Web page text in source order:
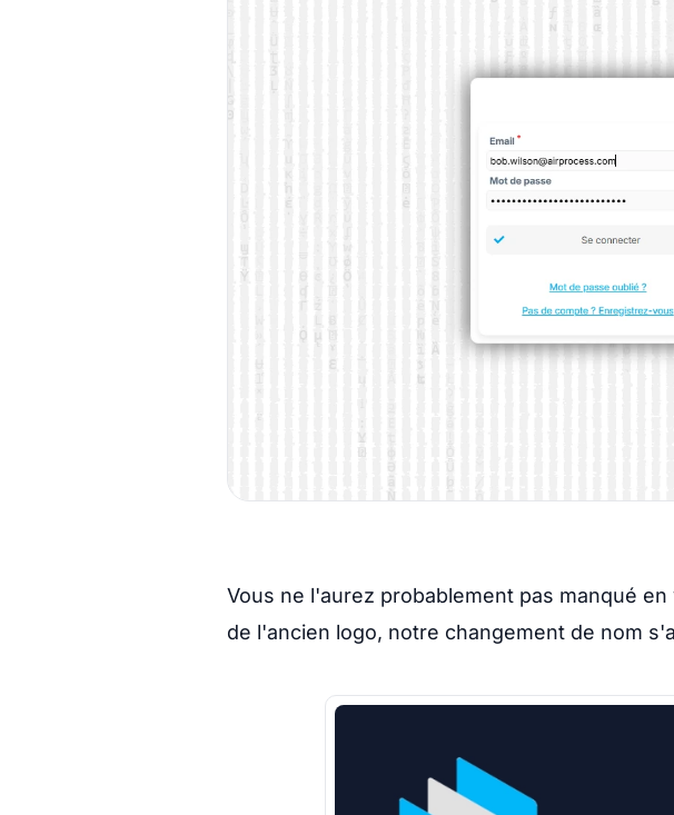
Vous ne l'aurez probablement pas manqué
de l'ancien logo, notre changement de nom